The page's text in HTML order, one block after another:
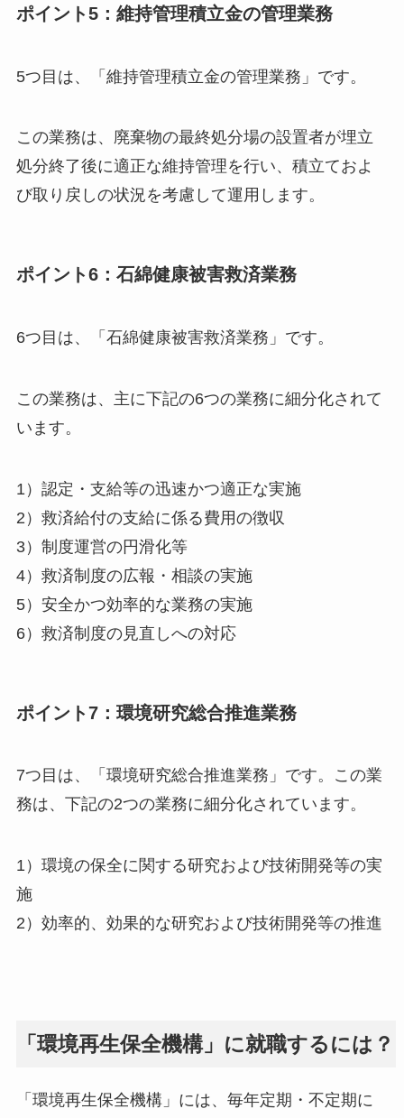
ポイント5：維持管理積立金の管理業務
5つ目は、「維持管理積立金の管理業務」です。
この業務は、廃棄物の最終処分場の設置者が埋立
処分終了後に適正な維持管理を行い、積立ておよ
び取り戻しの状況を考慮して運用します。
ポイント6：石綿健康被害救済業務
6つ目は、「石綿健康被害救済業務」です。
この業務は、主に下記の6つの業務に細分化されて
います。
1）認定・支給等の迅速かつ適正な実施
2）救済給付の支給に係る費用の徴収
3）制度運営の円滑化等
4）救済制度の広報・相談の実施
5）安全かつ効率的な業務の実施
6）救済制度の見直しへの対応
ポイント7：環境研究総合推進業務
7つ目は、「環境研究総合推進業務」です。この業
務は、下記の2つの業務に細分化されています。
1）環境の保全に関する研究および技術開発等の実
施
2）効率的、効果的な研究および技術開発等の推進
「環境再生保全機構」に就職するには？
「環境再生保全機構」には、毎年定期・不定期に